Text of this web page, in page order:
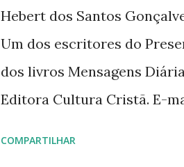
Hebert dos Santos
Um dos escritores do
dos livros Mensagens
Editora Cultura Cristã. E-
COMPARTILHAR